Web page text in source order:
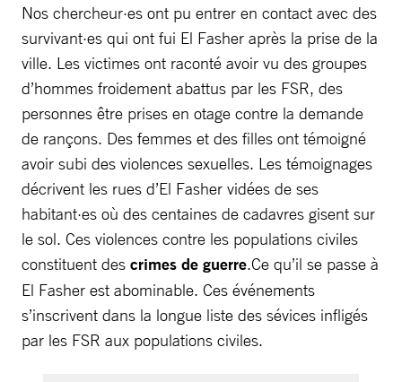
Nos chercheur·es ont pu entrer en contact avec des
survivant·es qui ont fui El Fasher après la prise de la
ville. Les victimes ont raconté avoir vu des groupes
d’hommes froidement abattus par les FSR, des
personnes être prises en otage contre la demande
de rançons. Des femmes et des filles ont témoigné
avoir subi des violences sexuelles. Les témoignages
décrivent les rues d’El Fasher vidées de ses
habitant·es où des centaines de cadavres gisent sur
le sol. Ces violences contre les populations civiles
constituent des crimes de guerre.Ce qu’il se passe à
El Fasher est abominable. Ces événements
s’inscrivent dans la longue liste des sévices infligés
par les FSR aux populations civiles.